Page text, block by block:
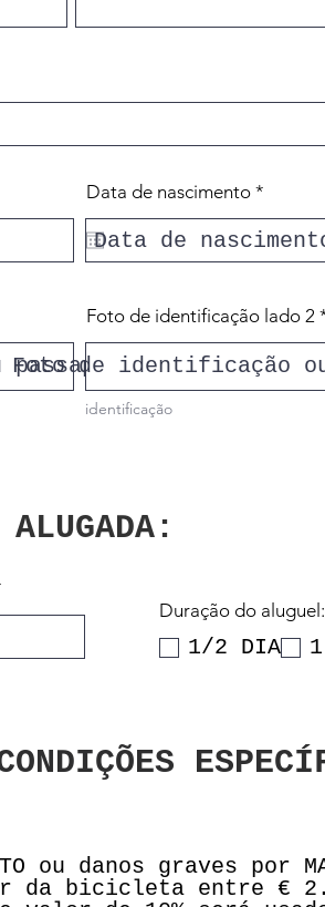
Data de nascimento *
u
i
e
d
Foto de identificação lado 2
Foto de identificação
identificação
Duração do aluguel:
1/2 DIA
ou danos graves
da bicicleta entre €